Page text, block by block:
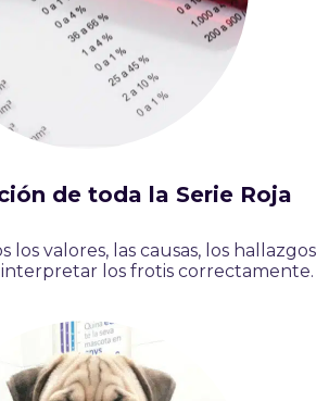
de toda la Serie Roja
los valores, las causas, los hallazgos
interpretar los frotis correctamente.